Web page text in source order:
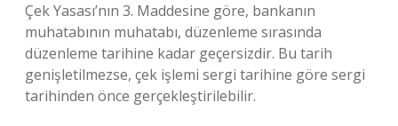
Çek Yasası’nın 3. Maddesine göre, bankanın
muhatabının muhatabı, düzenleme sırasında
düzenleme tarihine kadar geçersizdir. Bu tarih
genişletilmezse, çek işlemi sergi tarihine göre sergi
tarihinden önce gerçekleştirilebilir.